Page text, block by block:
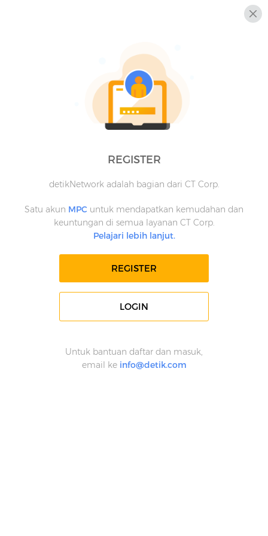
REGISTER
detikNetwork adalah bagian dari CT Corp.
Satu akun MPC untuk mendapatkan kemudahan dan
keuntungan di semua layanan CT Corp.
Pelajari lebih lanjut.
REGISTER
LOGIN
Untuk bantuan daftar dan masuk,
email ke info@detik.com